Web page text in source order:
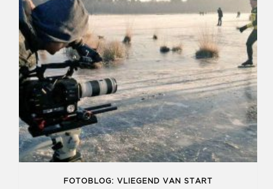
FOTOBLOG: VLIEGEND VAN START